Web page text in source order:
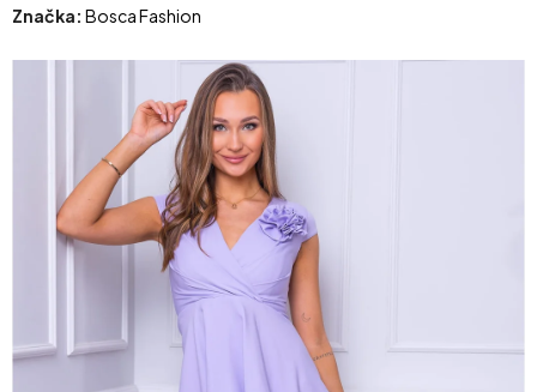
Značka: Bosca Fashion